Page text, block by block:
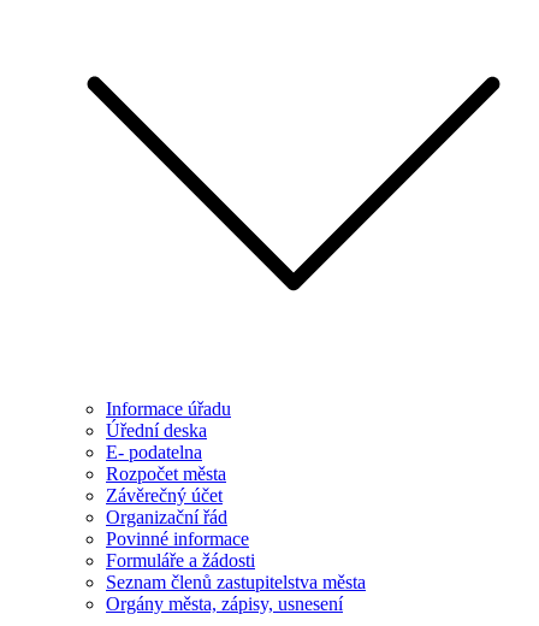
Informace úřadu
Úřední deska
E- podatelna
Rozpočet města
Závěrečný účet
Organizační řád
Povinné informace
Formuláře a žádosti
Seznam členů zastupitelstva města
Orgány města, zápisy, usnesení